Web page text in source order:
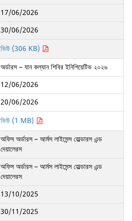
17/06/2026
30/06/2026
ভিউ (306 KB)
অর্ডারস – যান কল্যান শিবির ইনিশিয়েটিভ ২০২৬
12/06/2026
20/06/2026
ভিউ (1 MB)
অফিস অর্ডারস – আর্মস লাইসেন্স হোল্ডারস এন্ড
দেয়ালেরস
অফিস অর্ডারস – আর্মস লাইসেন্স হোল্ডারস এন্ড
দেয়ালেরস
13/10/2025
30/11/2025